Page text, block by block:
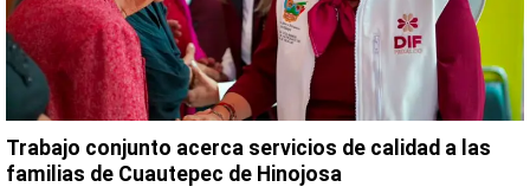
Trabajo conjunto acerca servicios de calidad a las
familias de Cuautepec de Hinojosa